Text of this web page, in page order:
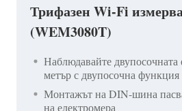
Трифазен Wi-Fi
(WEM3080T)
Наблюдавайте двупосочната
метър с двупосочна функция
Монтажът на DIN-шина
на електромера